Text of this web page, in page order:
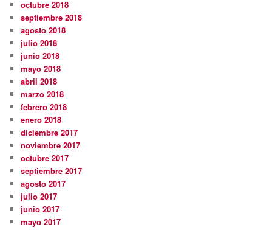
octubre 2018
septiembre 2018
agosto 2018
julio 2018
junio 2018
mayo 2018
abril 2018
marzo 2018
febrero 2018
enero 2018
diciembre 2017
noviembre 2017
octubre 2017
septiembre 2017
agosto 2017
julio 2017
junio 2017
mayo 2017